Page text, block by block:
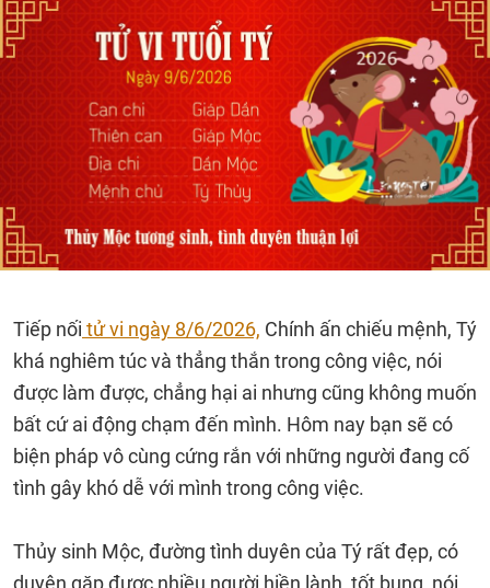
Tiếp nối tử vi ngày 8/6/2026, Chính ấn chiếu mệnh, Tý
khá nghiêm túc và thẳng thắn trong công việc, nói
được làm được, chẳng hại ai nhưng cũng không muốn
bất cứ ai động chạm đến mình. Hôm nay bạn sẽ có
biện pháp vô cùng cứng rắn với những người đang cố
tình gây khó dễ với mình trong công việc.
Thủy sinh Mộc, đường tình duyên của Tý rất đẹp, có
duyên gặp được nhiều người hiền lành, tốt bụng, nói